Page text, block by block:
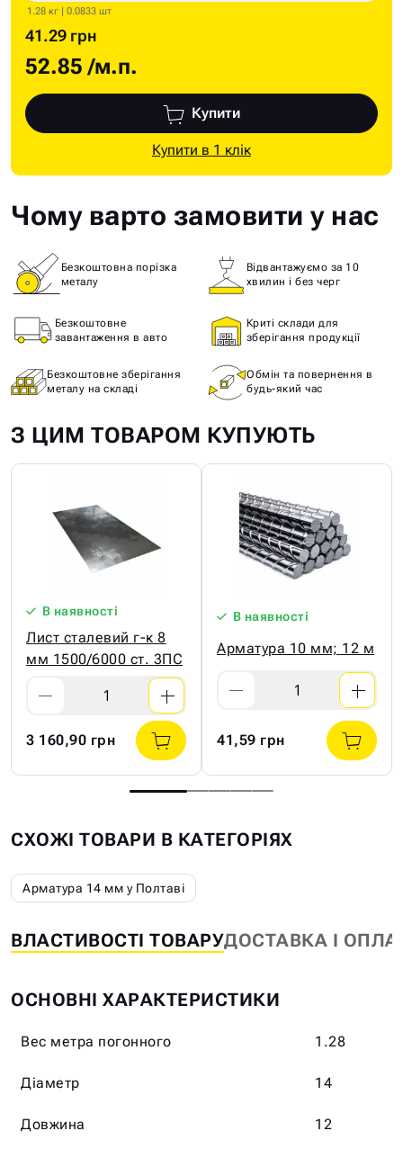
1.28 кг | 0.0833 шт
41.29 грн
52.85 /м.п.
Купити
Купити в 1 клік
Чому варто замовити у нас
Безкоштовна порізка
металу
Відвантажуємо за 10
хвилин і без черг
Безкоштовне
завантаження в авто
Криті склади для
зберігання продукції
Безкоштовне зберігання
металу на складі
Обмін та повернення в
будь-який час
З ЦИМ ТОВАРОМ КУПУЮТЬ
В наявності
Лист сталевий г-к 8
мм 1500/6000 ст. 3ПС
3 160,90 грн
В наявності
Арматура 10 мм; 12 м
41,59 грн
СХОЖІ ТОВАРИ В КАТЕГОРІЯХ
Арматура 14 мм у Полтаві
ВЛАСТИВОСТІ ТОВАРУДОСТАВКА І
ОСНОВНІ ХАРАКТЕРИСТИКИ
Вес метра погонного 1.28
Діаметр 14
Довжина 12